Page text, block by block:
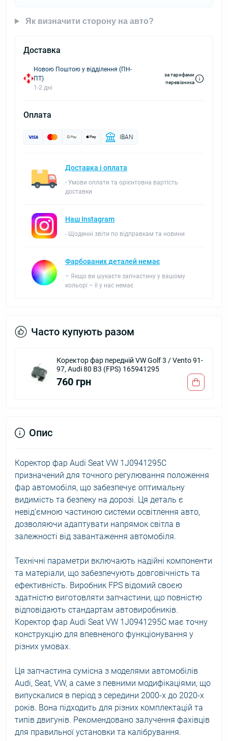
Як визначити сторону на авто?
Доставка
Новою Поштою у відділення (ПН-
ПТ)
1-2 дні
за тарифами
перевізника
Оплата
IBAN
Доставка і оплата
- Умови оплати та орієнтовна вартість
доставки
Наш Instagram
- Щоденні звіти по відправкам та новини
Фарбованих деталей немає
– Якщо ви шукаєте запчастину у вашому
кольорі – її у нас немає
Часто купують разом
Коректор фар передній VW Golf 3 / Vento 91-
97, Audi 80 B3 (FPS) 165941295
760 грн
Опис
Коректор фар Audi Seat VW 1J0941295C
призначений для точного регулювання положення
фар автомобіля, що забезпечує оптимальну
видимість та безпеку на дорозі. Ця деталь є
невід’ємною частиною системи освітлення авто,
дозволяючи адаптувати напрямок світла в
залежності від завантаження автомобіля.
Технічні параметри включають надійні компоненти
та матеріали, що забезпечують довговічність та
ефективність. Виробник FPS відомий своєю
здатністю виготовляти запчастини, що повністю
відповідають стандартам автовиробників.
Коректор фар Audi Seat VW 1J0941295C має точну
конструкцію для впевненого функціонування у
різних умовах.
Ця запчастина сумісна з моделями автомобілів
Audi, Seat, VW, а саме з певними модифікаціями, що
випускалися в період з середини 2000-х до 2020-х
років. Вона підходить для різних комплектацій та
типів двигунів. Рекомендовано залучення фахівців
для правильної установки та калібрування.